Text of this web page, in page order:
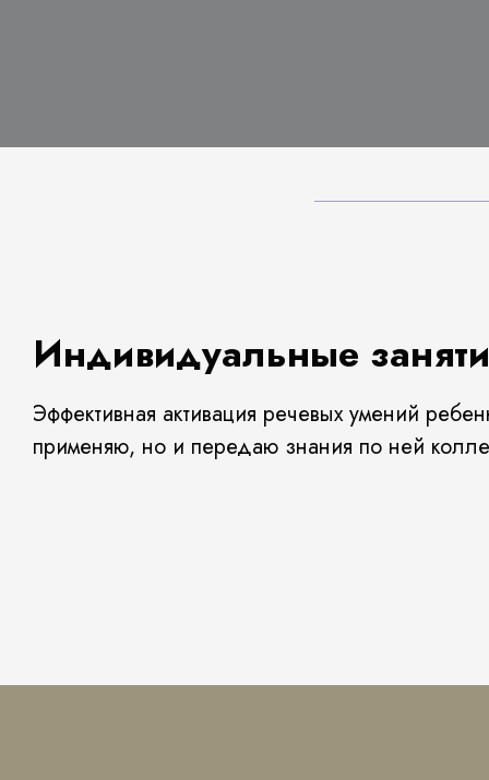
Индивидуальные
Эффективная активация речевых умений
применяю, но и передаю знания по ней